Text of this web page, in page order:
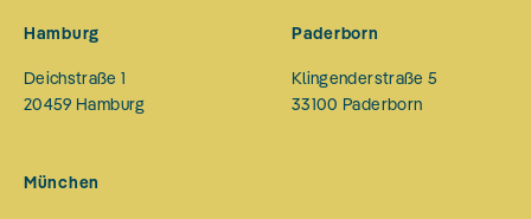
Hamburg
Deichstraße 1
20459 Hamburg
Paderborn
Klingenderstraße 5
33100 Paderborn
München